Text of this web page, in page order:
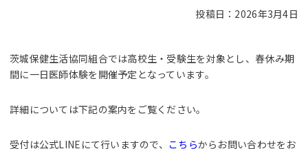
投稿日：2026年3月4日
茨城保健生活協同組合では高校生・受験生を対象とし、春休み期
間に一日医師体験を開催予定となっています。
詳細については下記の案内をご覧ください。
受付は公式LINEにて行いますので、 こちらからお問い合わせをお